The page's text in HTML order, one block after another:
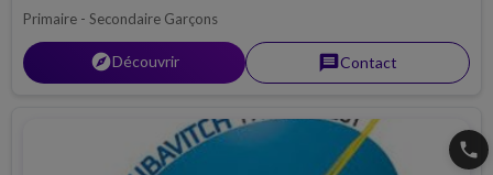
Primaire - Secondaire Garçons
explorerDécouvrir messageContact
phone